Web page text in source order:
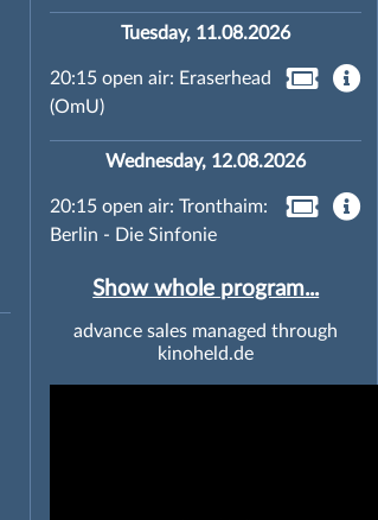
Tuesday, 11.08.2026
20:15 open air: Eraserhead
(OmU)
Wednesday, 12.08.2026
20:15 open air: Tronthaim:
Berlin - Die Sinfonie
Show whole program...
advance sales managed through
kinoheld.de